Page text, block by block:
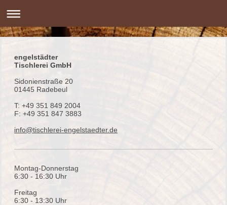
engelstädter
Tischlerei GmbH
Sidonienstraße 20
01445 Radebeul
T: +49 351 849 2004
F: +49 351 847 3883
info@tischlerei-engelstaedter.de
Montag-Donnerstag
6:30 - 16:30 Uhr
Freitag
6:30 - 13:30 Uhr